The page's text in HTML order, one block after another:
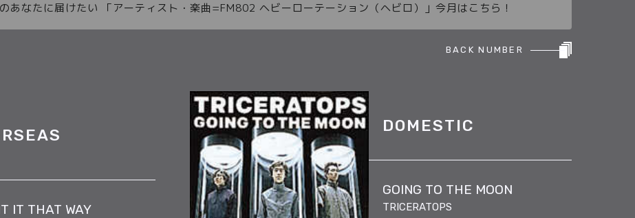
あなたに届けたい 「アーティスト・楽曲=FM802 ヘビーローテーション（ヘビロ）」今月はこちら！
BACK NUMBER
IT THAT WAY
DOMESTIC
GOING TO THE MOON
TRICERATOPS